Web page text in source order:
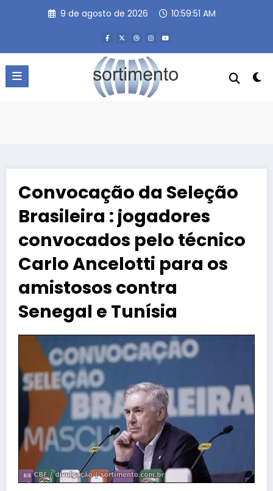
9 de agosto de 2026 10:59:51 AM
Convocação da Seleção
Brasileira : jogadores
convocados pelo técnico
Carlo Ancelotti para os
amistosos contra
Senegal e Tunísia